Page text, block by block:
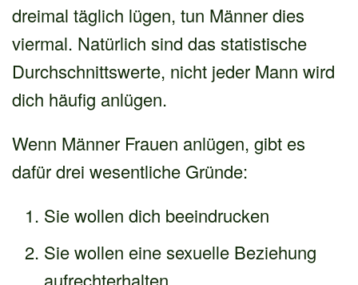
dreimal täglich lügen, tun Männer dies
viermal. Natürlich sind das statistische
Durchschnittswerte, nicht jeder Mann wird
dich häufig anlügen.
Wenn Männer Frauen anlügen, gibt es
dafür drei wesentliche Gründe:
Sie wollen dich beeindrucken
Sie wollen eine sexuelle Beziehung
aufrechterhalten